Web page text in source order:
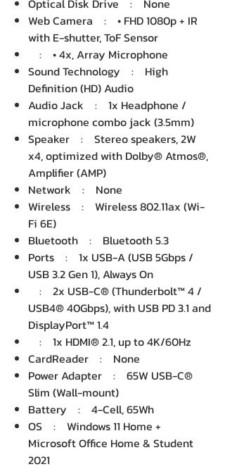
Optical Disk Drive : None
Web Camera : • FHD 1080p + IR
with E-shutter, ToF Sensor
: • 4x, Array Microphone
Sound Technology : High
Definition (HD) Audio
Audio Jack : 1x Headphone /
microphone combo jack (3.5mm)
Speaker : Stereo speakers, 2W
x4, optimized with Dolby® Atmos®,
Amplifier (AMP)
Network : None
Wireless : Wireless 802.11ax (Wi-
Fi 6E)
Bluetooth : Bluetooth 5.3
Ports : 1x USB-A (USB 5Gbps /
USB 3.2 Gen 1), Always On
: 2x USB-C® (Thunderbolt™ 4 /
USB4® 40Gbps), with USB PD 3.1 and
DisplayPort™ 1.4
: 1x HDMI® 2.1, up to 4K/60Hz
CardReader : None
Power Adapter : 65W USB-C®
Slim (Wall-mount)
Battery : 4-Cell, 65Wh
OS : Windows 11 Home +
Microsoft Office Home & Student
2021